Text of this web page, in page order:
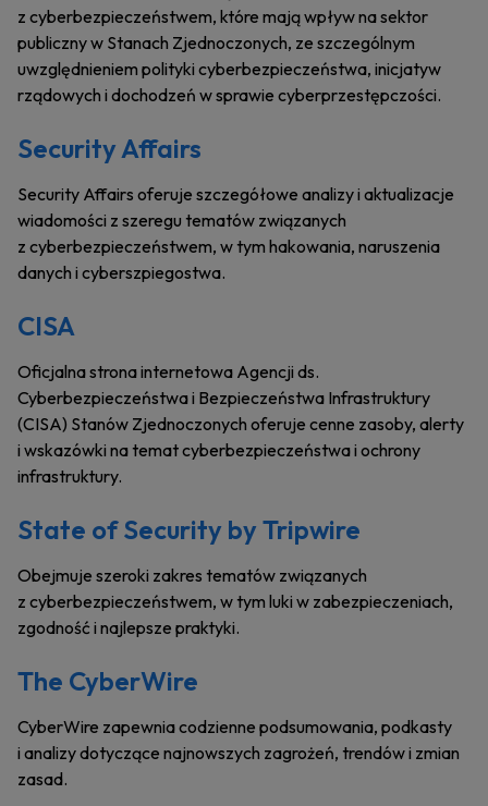
z cyberbezpieczeństwem, które mają wpływ na sektor
publiczny w Stanach Zjednoczonych, ze szczególnym
uwzględnieniem polityki cyberbezpieczeństwa, inicjatyw
rządowych i dochodzeń w sprawie cyberprzestępczości.
Security Affairs
Security Affairs oferuje szczegółowe analizy i aktualizacje
wiadomości z szeregu tematów związanych
z cyberbezpieczeństwem, w tym hakowania, naruszenia
danych i cyberszpiegostwa.
CISA
Oficjalna strona internetowa Agencji ds.
Cyberbezpieczeństwa i Bezpieczeństwa Infrastruktury
(CISA) Stanów Zjednoczonych oferuje cenne zasoby, alerty
i wskazówki na temat cyberbezpieczeństwa i ochrony
infrastruktury.
State of Security by Tripwire
Obejmuje szeroki zakres tematów związanych
z cyberbezpieczeństwem, w tym luki w zabezpieczeniach,
zgodność i najlepsze praktyki.
The CyberWire
CyberWire zapewnia codzienne podsumowania, podkasty
i analizy dotyczące najnowszych zagrożeń, trendów i zmian
zasad.